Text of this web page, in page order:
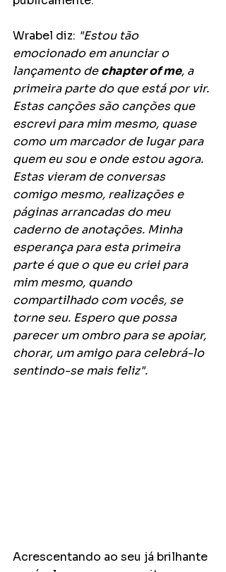
Wrabel diz: "Estou tão
emocionado em anunciar o
lançamento de chapter of me, a
primeira parte do que está por vir.
Estas canções são canções que
escrevi para mim mesmo, quase
como um marcador de lugar para
quem eu sou e onde estou agora.
Estas vieram de conversas
comigo mesmo, realizações e
páginas arrancadas do meu
caderno de anotações. Minha
esperança para esta primeira
parte é que o que eu criei para
mim mesmo, quando
compartilhado com vocês, se
torne seu. Espero que possa
parecer um ombro para se apoiar,
chorar, um amigo para celebrá-lo
sentindo-se mais feliz".
Acrescentando ao seu já brilhante